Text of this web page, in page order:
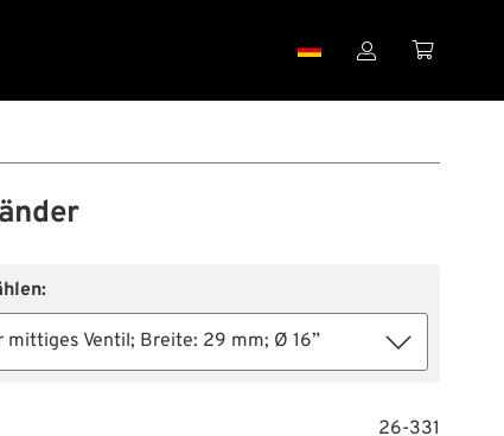
 
mittiges Ventil; Breite: 29 mm; Ø 16”
26-331